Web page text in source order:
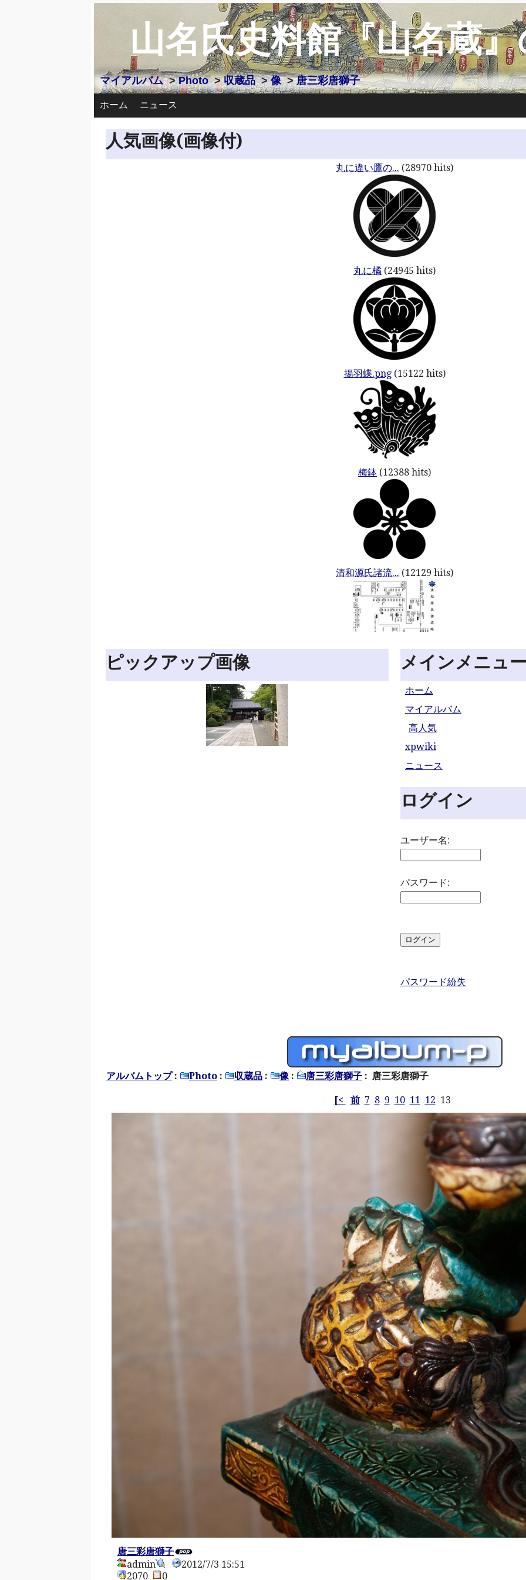
山名氏史料館『山名蔵
マイアルバム>Photo>収蔵品>像>唐三彩唐獅子
ホーム ニュース
人気画像(画像付)
丸に違い鷹の... (28970 hits)
丸に橘 (24945 hits)
揚羽蝶.png(15122 hits)
梅鉢 (12388 hits)
清和源氏諸流... (12129 hits)
ピックアップ画像 メインメニュ
ホーム
マイアルバム
高人気
xpwiki
ニュース
ログイン
ユーザー名:
パスワード:
パスワード紛失
アルバムトップ: Photo : 収蔵品 : 像: 唐三彩唐獅子 : 唐三彩唐獅子
[< 前 7 8 9 10 11 12 13
唐三彩唐獅子
admin
2012/7/3 15:51
2070
0